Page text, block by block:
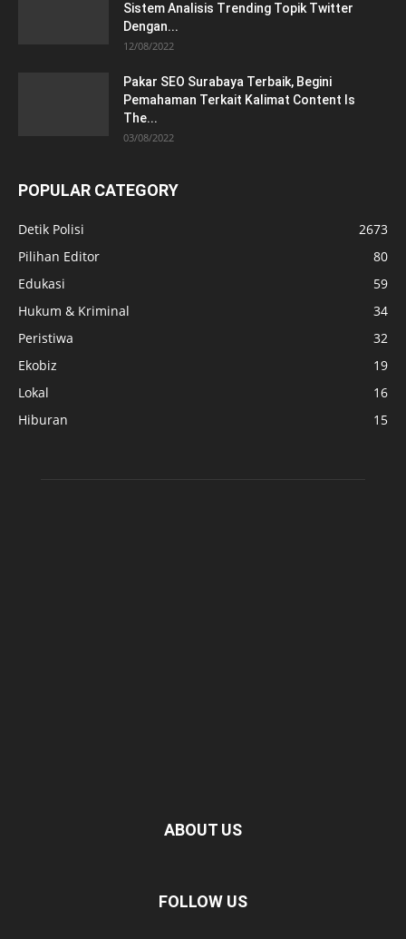
Sistem Analisis Trending Topik Twitter
Dengan...
12/08/2022
Pakar SEO Surabaya Terbaik, Begini
Pemahaman Terkait Kalimat Content Is
The...
03/08/2022
POPULAR CATEGORY
Detik Polisi
2673
Pilihan Editor
80
Edukasi
59
Hukum & Kriminal
34
Peristiwa
32
Ekobiz
19
Lokal
16
Hiburan
15
ABOUT US
FOLLOW US